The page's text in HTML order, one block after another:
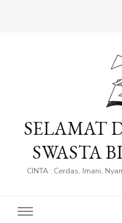
SELAMAT
SWASTA
CINTA : Cerdas, Imani,